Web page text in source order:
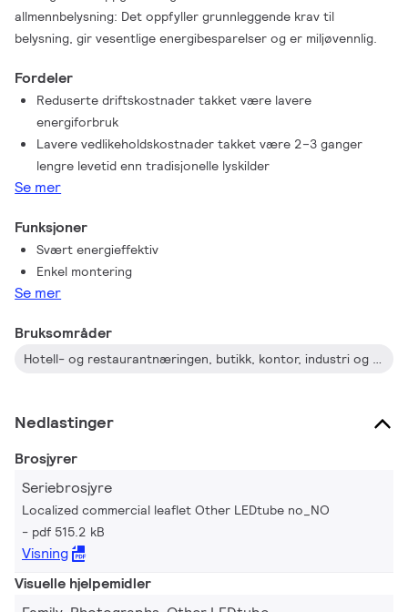
allmennbelysning: Det oppfyller grunnleggende krav til
belysning, gir vesentlige energibesparelser og er miljøvennlig.
Fordeler
Reduserte driftskostnader takket være lavere
energiforbruk
Lavere vedlikeholdskostnader takket være 2–3 ganger
lengre levetid enn tradisjonelle lyskilder
Se mer
Funksjoner
Svært energieffektiv
Enkel montering
Se mer
Bruksområder
Hotell- og restaurantnæringen, butikk, kontor, industri og bolig
Nedlastinger
Brosjyrer
Seriebrosjyre
Localized commercial leaflet Other LEDtube no_NO
pdf 515.2 kB
Visning
Visuelle hjelpemidler